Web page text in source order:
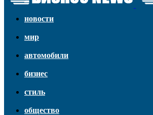
новости
мир
автомобили
бизнес
стиль
общество